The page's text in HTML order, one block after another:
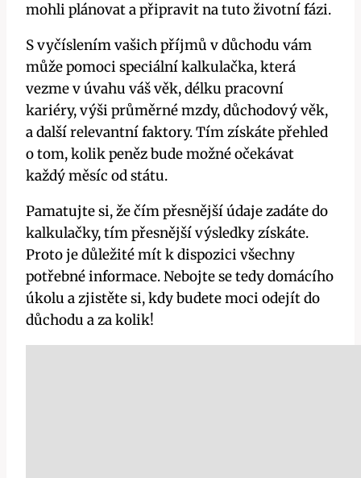
mohli plánovat a připravit na tuto životní fázi.
S vyčíslením vašich příjmů v důchodu vám
může pomoci speciální kalkulačka, která
vezme v úvahu váš věk, délku pracovní
kariéry, výši průměrné mzdy, důchodový věk,
a další relevantní faktory. Tím získáte přehled
o tom, kolik peněz bude možné očekávat
každý měsíc od státu.
Pamatujte si, že čím přesnější údaje zadáte do
kalkulačky, tím přesnější výsledky získáte.
Proto je důležité mít k dispozici všechny
potřebné informace. Nebojte se tedy domácího
úkolu a zjistěte si, kdy budete moci odejít do
důchodu a za kolik!